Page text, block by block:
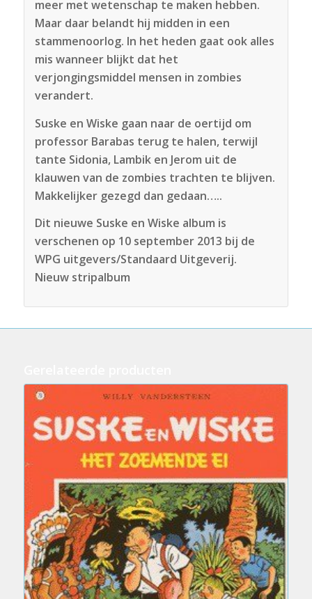
meer met wetenschap te maken hebben.
Maar daar belandt hij midden in een
stammenoorlog. In het heden gaat ook alles
mis wanneer blijkt dat het
verjongingsmiddel mensen in zombies
verandert.
Suske en Wiske gaan naar de oertijd om
professor Barabas terug te halen, terwijl
tante Sidonia, Lambik en Jerom uit de
klauwen van de zombies trachten te blijven.
Makkelijker gezegd dan gedaan…..
Dit nieuwe Suske en Wiske album is
verschenen op 10 september 2013 bij de
WPG uitgevers/Standaard Uitgeverij.
Nieuw stripalbum